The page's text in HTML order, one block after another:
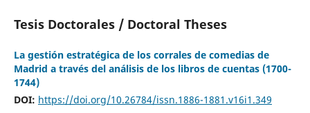
Tesis Doctorales / Doctoral Theses
La gestión estratégica de los corrales de comedias de
Madrid a través del análisis de los libros de cuentas (1700-
1744)
DOI: https://doi.org/10.26784/issn.1886-1881.v16i1.349